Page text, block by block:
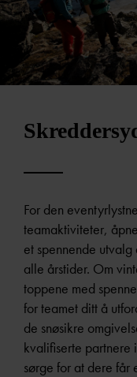
For den
teamaktiviteter,
et spennende
alle årstider. Om
toppene med
for teamet ditt å
de snøsikre
kvalifiserte partnere
sørge for at dere får